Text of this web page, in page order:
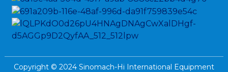
Copyright © 2024 Sinomach-Hi International Equipment